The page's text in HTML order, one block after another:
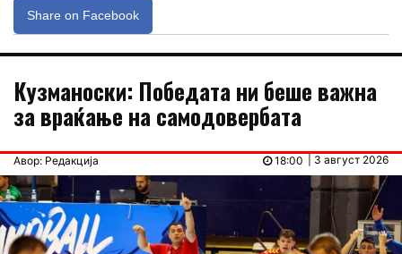
Share on Facebook
Кузманоски: Победата ни беше важна
за враќање на самодовербата
Авор: Редакција | 3 август 2026
18:00